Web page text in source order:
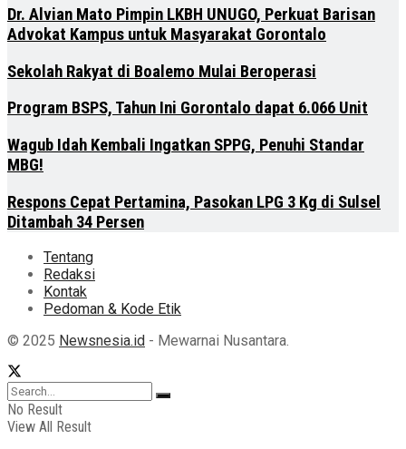
Dr. Alvian Mato Pimpin LKBH UNUGO, Perkuat Barisan
Advokat Kampus untuk Masyarakat Gorontalo
Sekolah Rakyat di Boalemo Mulai Beroperasi
Program BSPS, Tahun Ini Gorontalo dapat 6.066 Unit
Wagub Idah Kembali Ingatkan SPPG, Penuhi Standar
MBG!
Respons Cepat Pertamina, Pasokan LPG 3 Kg di Sulsel
Ditambah 34 Persen
Tentang
Redaksi
Kontak
Pedoman & Kode Etik
© 2025 Newsnesia.id - Mewarnai Nusantara.
No Result
View All Result